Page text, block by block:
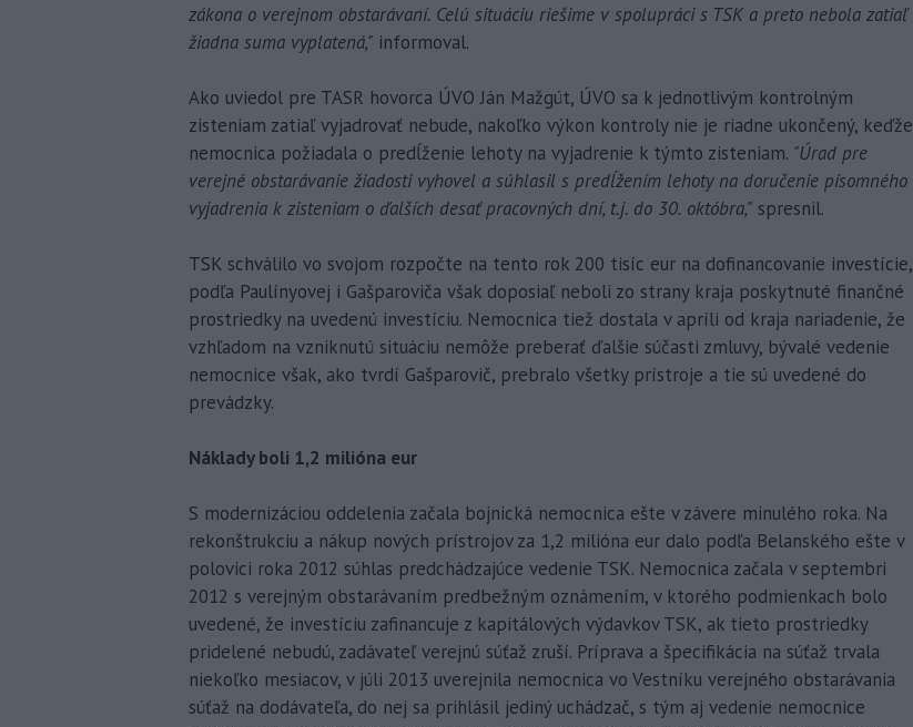
zákona o verejnom obstarávaní. Celú situáciu riešime v spolupráci s TSK a preto nebola zatiaľ
žiadna suma vyplatená," informoval.
Ako uviedol pre TASR hovorca ÚVO Ján Mažgút, ÚVO sa k jednotlivým kontrolným
zisteniam zatiaľ vyjadrovať nebude, nakoľko výkon kontroly nie je riadne ukončený, keďže
nemocnica požiadala o predĺženie lehoty na vyjadrenie k týmto zisteniam. "Úrad pre
verejné obstarávanie žiadosti vyhovel a súhlasil s predĺžením lehoty na doručenie písomného
vyjadrenia k zisteniam o ďalších desať pracovných dní, t.j. do 30. októbra," spresnil.
TSK schválilo vo svojom rozpočte na tento rok 200 tisíc eur na dofinancovanie investície,
podľa Paulínyovej i Gašparoviča však doposiaľ neboli zo strany kraja poskytnuté finančné
prostriedky na uvedenú investíciu. Nemocnica tiež dostala v apríli od kraja nariadenie, že
vzhľadom na vzniknutú situáciu nemôže preberať ďalšie súčasti zmluvy, bývalé vedenie
nemocnice však, ako tvrdí Gašparovič, prebralo všetky prístroje a tie sú uvedené do
prevádzky.
Náklady boli 1,2 milióna eur
S modernizáciou oddelenia začala bojnická nemocnica ešte v závere minulého roka. Na
rekonštrukciu a nákup nových prístrojov za 1,2 milióna eur dalo podľa Belanského ešte v
polovici roka 2012 súhlas predchádzajúce vedenie TSK. Nemocnica začala v septembri
2012 s verejným obstarávaním predbežným oznámením, v ktorého podmienkach bolo
uvedené, že investíciu zafinancuje z kapitálových výdavkov TSK, ak tieto prostriedky
pridelené nebudú, zadávateľ verejnú súťaž zruší. Príprava a špecifikácia na súťaž trvala
niekoľko mesiacov, v júli 2013 uverejnila nemocnica vo Vestníku verejného obstarávania
súťaž na dodávateľa, do nej sa prihlásil jediný uchádzač, s tým aj vedenie nemocnice